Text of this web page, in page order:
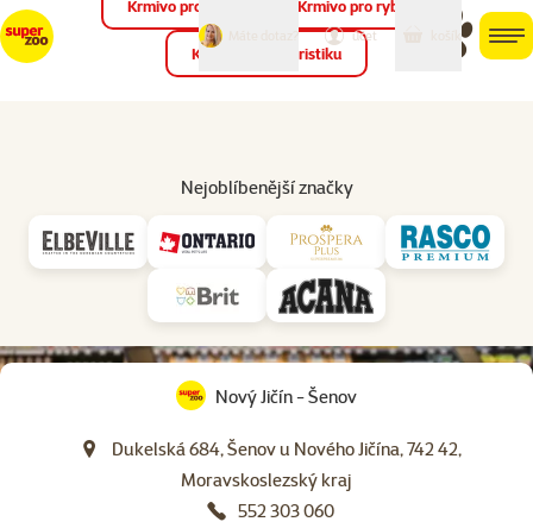
můj
účet
Krmivo pro ptáky Krmivo pro ryby
Krmivo pro teraristiku
Nejoblíbenější značky
Nový Jičín - Šenov
Dukelská 684, Šenov u Nového Jičína, 742 42,
Moravskoslezský kraj
552 303 060